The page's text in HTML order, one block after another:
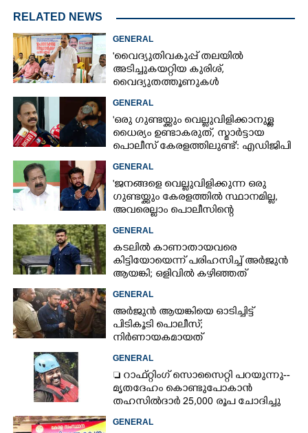
RELATED NEWS
GENERAL
'വൈദ്യുതിവകുപ്പ് തലയിൽ
അടിച്ചുകയറ്റിയ കുരിശ്‌,
വൈദ്യുതത്തൂണുകൾ
പൊട്ടിവീണാൽപോലും മന്ത്രിയെ
വിളിക്കുന്ന കാലമാണിത്'
GENERAL
'ഒരു ഗുണ്ടയ്ക്കും വെല്ലുവിളിക്കാനുള്ള
ധൈര്യം ഉണ്ടാകരുത്, സ്മാർട്ടായ
പൊലീസ് കേരളത്തിലുണ്ട്': എഡിജിപി
പി വിജയൻ
GENERAL
'ജനങ്ങളെ വെല്ലുവിളിക്കുന്ന ഒരു
ഗുണ്ടയ്ക്കും കേരളത്തിൽ സ്ഥാനമില്ല,​
അവരെല്ലാം പൊലീസിന്റെ
നിരീക്ഷണത്തിലാണ്'
GENERAL
കടലിൽ കാണാതായവരെ
കിട്ടിയോയെന്ന് പരിഹസിച്ച് അർജുൻ
ആയങ്കി; ഒളിവിൽ കഴിഞ്ഞത്
പയ്യന്നൂരിലെ ലോഡ്‌ജിൽ
GENERAL
അർജുൻ ആയങ്കിയെ ഓടിച്ചിട്ട്
പിടികൂടി പൊലീസ്;
നിർണായകമായത്
ഓട്ടോഡ്രൈവർക്ക് തോന്നിയ
സംശയം
GENERAL
 റാഫ്റ്റിംഗ് സൊസൈറ്റി പറയുന്നു--
മൃതദേഹം കൊണ്ടുപോകാൻ
തഹസിൽദാർ 25,000 രൂപ ചോദിച്ചു
GENERAL